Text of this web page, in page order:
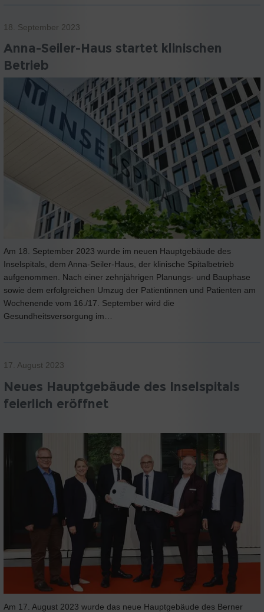
18. September 2023
Anna-Seiler-Haus startet klinischen
Betrieb
Am 18. September 2023 wurde im neuen Hauptgebäude des
Inselspitals, dem Anna-Seiler-Haus, der klinische Spitalbetrieb
aufgenommen. Nach einer zehnjährigen Planungs- und Bauphase
sowie dem erfolgreichen Umzug der Patientinnen und Patienten am
Wochenende vom 16./17. September wird die
Gesundheitsversorgung im…
17. August 2023
Neues Hauptgebäude des Inselspitals
feierlich eröffnet
Am 17. August 2023 wurde das neue Hauptgebäude des Berner